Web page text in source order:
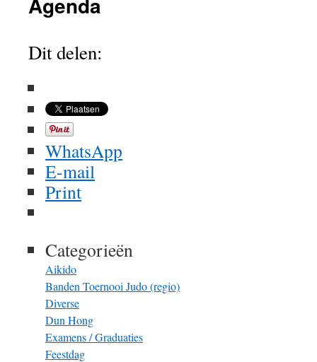
Dit delen:
WhatsApp
E-mail
Print
Categorieën
Aikido
Banden Toernooi Judo (regio)
Diverse
Dun Hong
Examens / Graduaties
Feestdag